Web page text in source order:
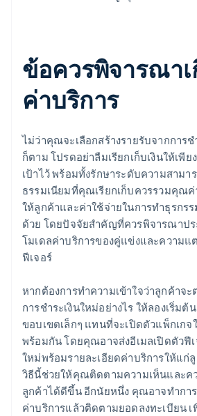
ข้อควรพิจารณา
ค่าบริการ
ไม่ว่าคุณจะเลือกสร้างรายรับจากการช
ก็ตาม โปรดอย่าลืมเรียกเก็บเงินให้เพี
เป้าไว้ พร้อมทั้งรักษาระดับความสามา
ธรรมเนียมที่คุณเรียกเก็บควรรวมคุณ
ให้ลูกค้าและค่าใช้จ่ายในการทำธุรกร
ด้วย โดยปัจจัยสำคัญที่ควรพิจารณาป
โมเดลค่าบริการของคู่แข่งและความแ
ฟีเจอร์
หากต้องการทำความเข้าใจว่าลูกค้าจ
การชำระเงินใหม่อย่างไร ให้ลองเริ่ม
ขอบเขตเล็กๆ แทนที่จะเปิดตัวแพ็กเก
พร้อมกัน โดยคุณอาจส่งอีเมลเปิดตัวฟีเ
ใหม่พร้อมรายละเอียดค่าบริการให้แก่
วิธีนี้ช่วยให้คุณติดตามความเห็นและค
ลูกค้าได้ดีขึ้น อีกนัยหนึ่ง คุณอาจทำกา
ค่าบริการแล้วติดตามยอดลงทะเบียน เ